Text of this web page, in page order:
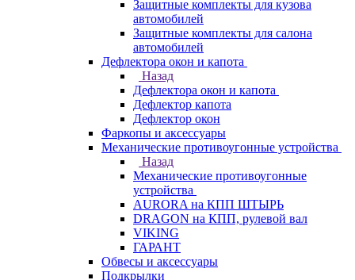
Защитные комплекты для кузова
автомобилей
Защитные комплекты для салона
автомобилей
Дефлектора окон и капота
Назад
Дефлектора окон и капота
Дефлектор капота
Дефлектор окон
Фаркопы и аксессуары
Механические противоугонные устройства
Назад
Механические противоугонные
устройства
AURORA на КПП ШТЫРЬ
DRAGON на КПП, рулевой вал
VIKING
ГАРАНТ
Обвесы и аксессуары
Подкрылки